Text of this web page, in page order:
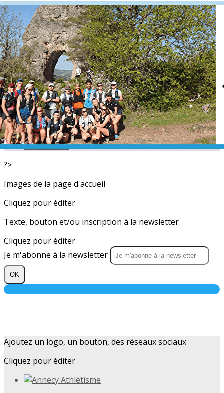
Exporter les lignes sélectionnées
Exporter toutes les colonnes
Exporter uniquement les colonnes affichées
Menu
<
>
L'équipe
Nos partenaires
Actualités
Calendrier
Photos
Newsletters
?>
Images de la page d'accueil
Cliquez pour éditer
Texte, bouton et/ou inscription à la newsletter
Cliquez pour éditer
Je m'abonne à la newsletter
OK
Ajoutez un logo, un bouton, des réseaux sociaux
Cliquez pour éditer